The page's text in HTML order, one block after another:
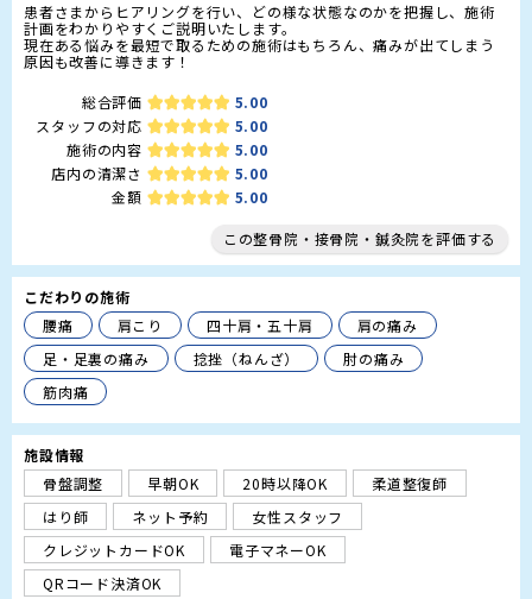
患者さまからヒアリングを行い、どの様な状態なのかを把握し、施術
計画をわかりやすくご説明いたします。
現在ある悩みを最短で取るための施術はもちろん、痛みが出てしまう
原因も改善に導きます！
総合評価
5.00
スタッフの対応
5.00
施術の内容
5.00
店内の清潔さ
5.00
金額
5.00
この整骨院・接骨院・鍼灸院を評価する
こだわりの施術
腰痛
肩こり 四十肩・五十肩
肩の痛み
足・足裏の痛み
捻挫（ねんざ）
肘の痛み
筋肉痛
施設情報
骨盤調整
早朝OK 20時以降OK
柔道整復師
はり師
ネット予約
女性スタッフ
クレジットカードOK
電子マネーOK
QRコード決済OK